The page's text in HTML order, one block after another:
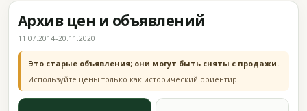
Архив цен и объявлений
11.07.2014–20.11.2020
Это старые объявления; они могут быть сняты с продажи.
Используйте цены только как исторический ориентир.